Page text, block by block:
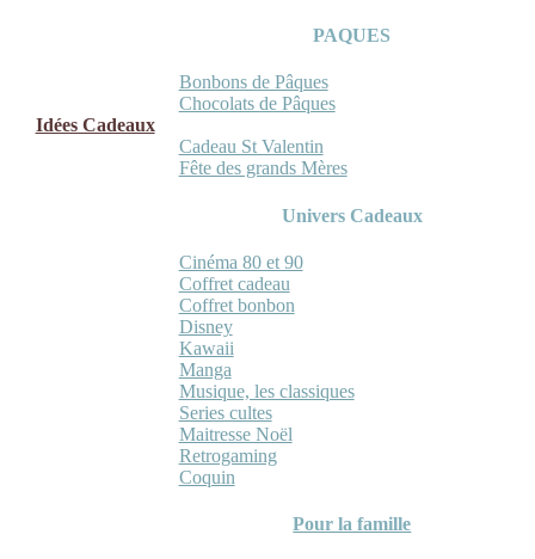
PAQUES
Bonbons de Pâques
Chocolats de Pâques
Idées Cadeaux
Cadeau St Valentin
Fête des grands Mères
Univers Cadeaux
Cinéma 80 et 90
Coffret cadeau
Coffret bonbon
Disney
Kawaii
Manga
Musique, les classiques
Series cultes
Maitresse Noël
Retrogaming
Coquin
Pour la famille